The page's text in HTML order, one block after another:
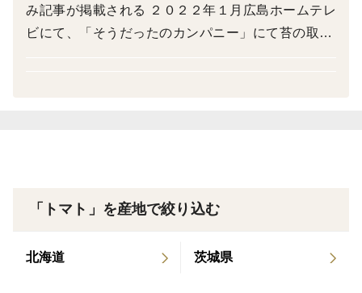
み記事が掲載される ２０２２年１月広島ホームテレ
ビにて、「そうだったのカンパニー」にて苔の取り
「トマト」を産地で絞り込む
北海道 茨城県